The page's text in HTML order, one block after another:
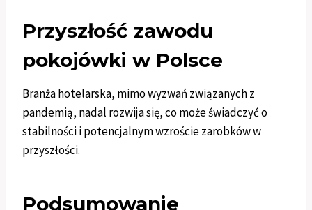
Przyszłość zawodu
pokojówki w Polsce
Branża hotelarska, mimo wyzwań związanych z
pandemią, nadal rozwija się, co może świadczyć o
stabilności i potencjalnym wzroście zarobków w
przyszłości.
Podsumowanie